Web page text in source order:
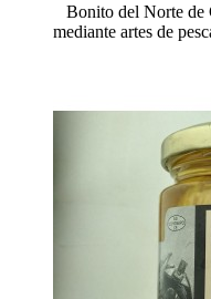
Bonito del Norte de
mediante artes de